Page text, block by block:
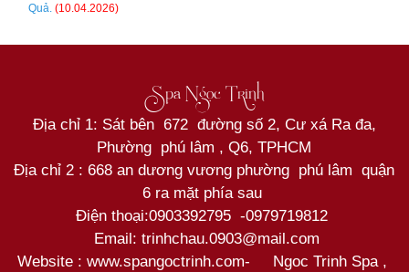
Quả. (10.04.2026)
Spa Ngọc Trinh
Địa chỉ 1: Sát bên 672 đường số 2, Cư xá Ra đa,
Phường phú lâm , Q6, TPHCM
Địa chỉ 2 : 668 an dương vương phường phú lâm quận
6 ra mặt phía sau
Điện thoại:0903392795 -0979719812
Email: trinhchau.0903@mail.com
Website : www.spangoctrinh.com- Ngoc Trinh Spa ,